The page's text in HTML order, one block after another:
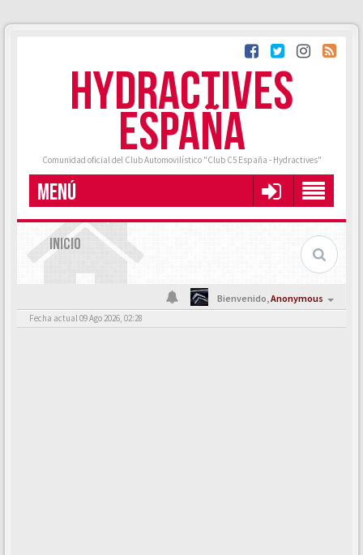
HYDRACTIVES
ESPAÑA
Comunidad oficial del Club Automovilístico "Club C5 España - Hydractives"
MENÚ
INICIO
Bienvenido,Anonymous
Fecha actual 09 Ago 2026, 02:28